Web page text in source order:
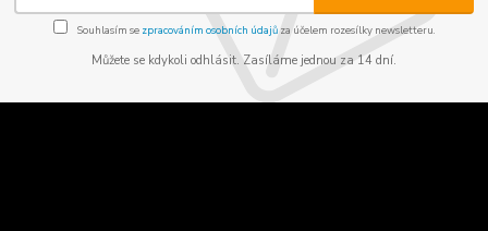
Souhlasím se zpracováním osobních údajůza účelem rozesílky newsletteru.
Můžete se kdykoli odhlásit. Zasíláme jednou za 14 dní.